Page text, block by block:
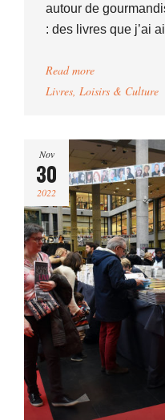
autour de
: des livres que j’ai
Read more
Livres, Loisirs & Culture
Nov
30
2022